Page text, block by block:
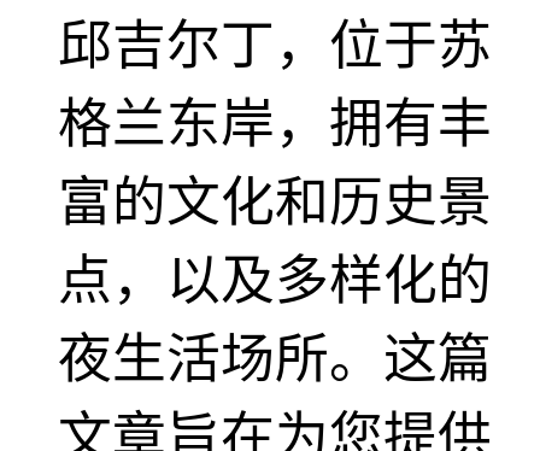
邱吉尔丁，位于苏
格兰东岸，拥有丰
富的文化和历史景
点，以及多样化的
夜生活场所。这篇
文章旨在为您提供